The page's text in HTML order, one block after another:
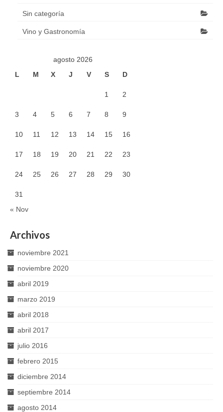
Sin categoría
Vino y Gastronomía
agosto 2026
L
M X J V S D
1 2
3 4 5 6 7 8 9
10 11 12 13 14 15 16
17 18 19 20 21 22 23
24 25 26 27 28 29 30
31
« Nov
Archivos
noviembre 2021
noviembre 2020
abril 2019
marzo 2019
abril 2018
abril 2017
julio 2016
febrero 2015
diciembre 2014
septiembre 2014
agosto 2014